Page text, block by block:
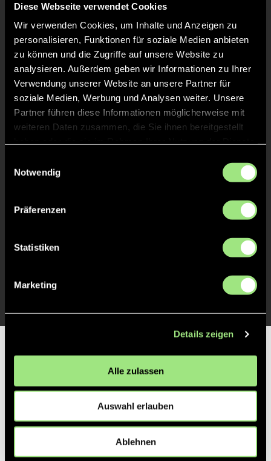
Diese Webseite verwendet Cookies
Wir verwenden Cookies, um Inhalte und Anzeigen zu
personalisieren, Funktionen für soziale Medien anbieten
zu können und die Zugriffe auf unsere Website zu
analysieren. Außerdem geben wir Informationen zu Ihrer
Verwendung unserer Website an unsere Partner für
soziale Medien, Werbung und Analysen weiter. Unsere
Partner führen diese Informationen möglicherweise mit
weiteren Daten zusammen, die Sie ihnen bereitgestellt
Notwendig
Präferenzen
Statistiken
Marketing
Details zeigen
Alle zulassen
Auswahl erlauben
Ablehnen
TOR 4:3, FELDTOR
TOR 4:2, FELDTOR
TOR 3:2, FELDTOR
TOR 3:1, FELDTOR
1'